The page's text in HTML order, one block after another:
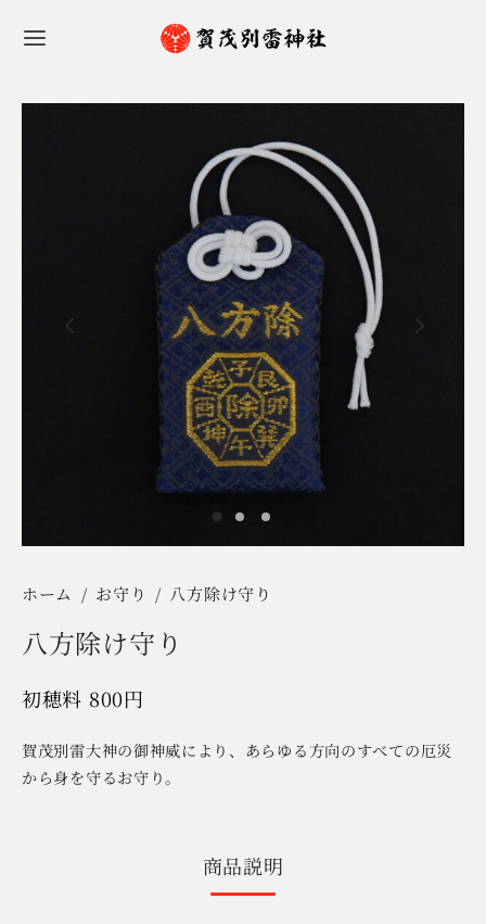
ホーム / お守り / 八方除け守り
八方除け守り
800円
賀茂別雷大神の御神威により、あらゆる方向のすべての厄災
から身を守るお守り。
商品説明